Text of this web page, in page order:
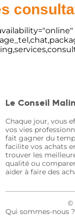
Le Conseil Malin
Chaque jour, vous
vos vies
fait gagner du
facilite vos achats
trouver les
qualité ou
aider à faire des
©
Qui sommes-nous ?